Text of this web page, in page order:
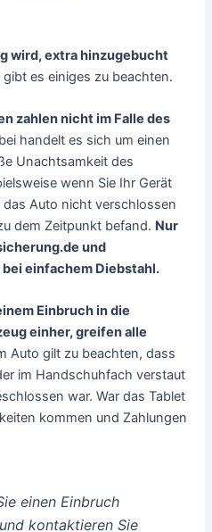
wird, extra hinzugebucht
gibt es einiges zu beachten.
zahlen nicht im Falle des
handelt es sich um einen
Unachtsamkeit des
wenn Sie Ihr Gerät
Auto nicht verschlossen
dem Zeitpunkt befand. Nur
und
einfachem Diebstahl.
Einbruch in die
einher, greifen alle
Auto gilt zu beachten, dass
im Handschuhfach verstaut
war. War das Tablet
kommen und Zahlungen
einen Einbruch
kontaktieren Sie